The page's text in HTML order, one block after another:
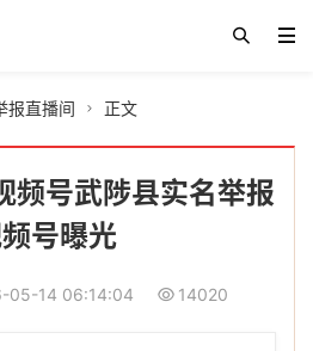
报直播间  正文
频号武陟县实名举报
号曝光
05-14 06:14:04 14020